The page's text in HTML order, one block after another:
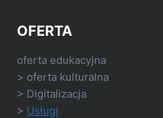
OFERTA
oferta edukacyjna
> oferta kulturalna
> Digitalizacja
> Usługi